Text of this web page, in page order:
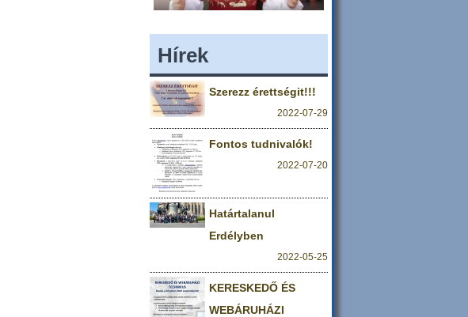
Hírek
Szerezz érettségit!!!
2022-07-29
Fontos tudnivalók!
2022-07-20
Határtalanul
Erdélyben
2022-05-25
KERESKEDŐ ÉS
WEBÁRUHÁZI